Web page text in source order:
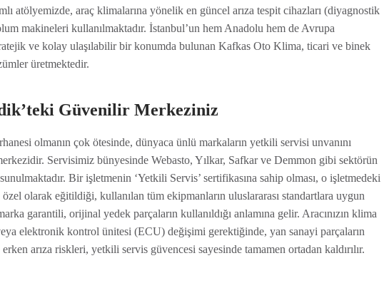
atölyemizde, araç klimalarına yönelik en güncel arıza tespit cihazları (diyagnostik
makineleri kullanılmaktadır. İstanbul’un hem Anadolu hem de Avrupa
ve kolay ulaşılabilir bir konumda bulunan Kafkas Oto Klima, ticari ve binek
üretmektedir.
Güvenilir Merkeziniz
olmanın çok ötesinde, dünyaca ünlü markaların yetkili servisi unvanını
Servisimiz bünyesinde Webasto, Yılkar, Safkar ve Demmon gibi sektörün
Bir işletmenin ‘Yetkili Servis’ sertifikasına sahip olması, o işletmedeki
olarak eğitildiği, kullanılan tüm ekipmanların uluslararası standartlara uygun
garantili, orijinal yedek parçaların kullanıldığı anlamına gelir. Aracınızın klima
elektronik kontrol ünitesi (ECU) değişimi gerektiğinde, yan sanayi parçaların
arıza riskleri, yetkili servis güvencesi sayesinde tamamen ortadan kaldırılır.